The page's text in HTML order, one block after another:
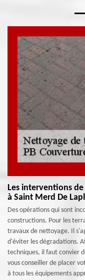
Les interventions
à Saint Merd De
Des opérations qui sont
constructions. Pour les
travaux de nettoyage. Il
d'éviter les dégradations.
techniques, il faut convier
vous conseiller de placer
à tous les équipements